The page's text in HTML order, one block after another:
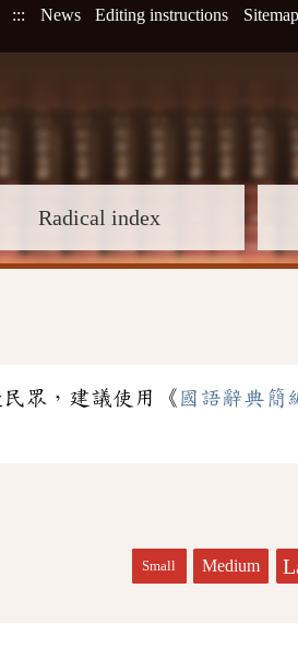
::: News Editing instructions Sitemap
Radical index
眾，建議使用《 國語辭典簡
Small Medium